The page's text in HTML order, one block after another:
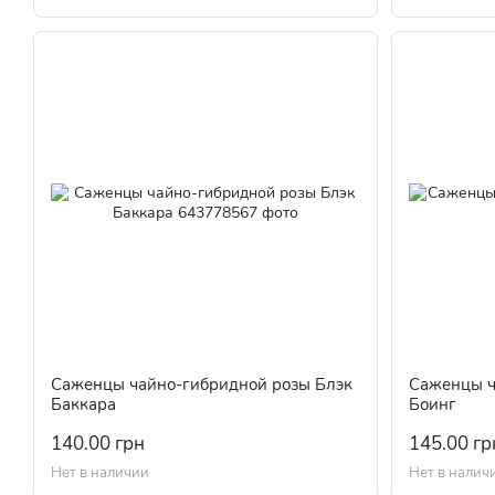
Саженцы чайно-гибридной розы Блэк
Баккара
140.00 грн
Нет в наличии
Саженцы
Боинг
145.00
Нет в